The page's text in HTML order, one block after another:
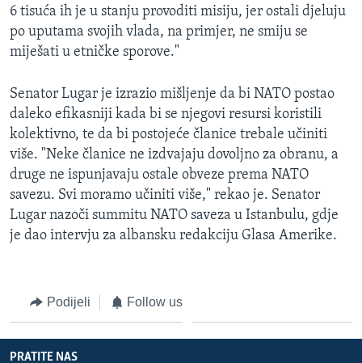
6 tisuća ih je u stanju provoditi misiju, jer ostali djeluju
po uputama svojih vlada, na primjer, ne smiju se
miješati u etničke sporove."
Senator Lugar je izrazio mišljenje da bi NATO postao
daleko efikasniji kada bi se njegovi resursi koristili
kolektivno, te da bi postojeće članice trebale učiniti
više. "Neke članice ne izdvajaju dovoljno za obranu, a
druge ne ispunjavaju ostale obveze prema NATO
savezu. Svi moramo učiniti više," rekao je. Senator
Lugar nazoči summitu NATO saveza u Istanbulu, gdje
je dao intervju za albansku redakciju Glasa Amerike.
Podijeli Follow us
PRATITE NAS